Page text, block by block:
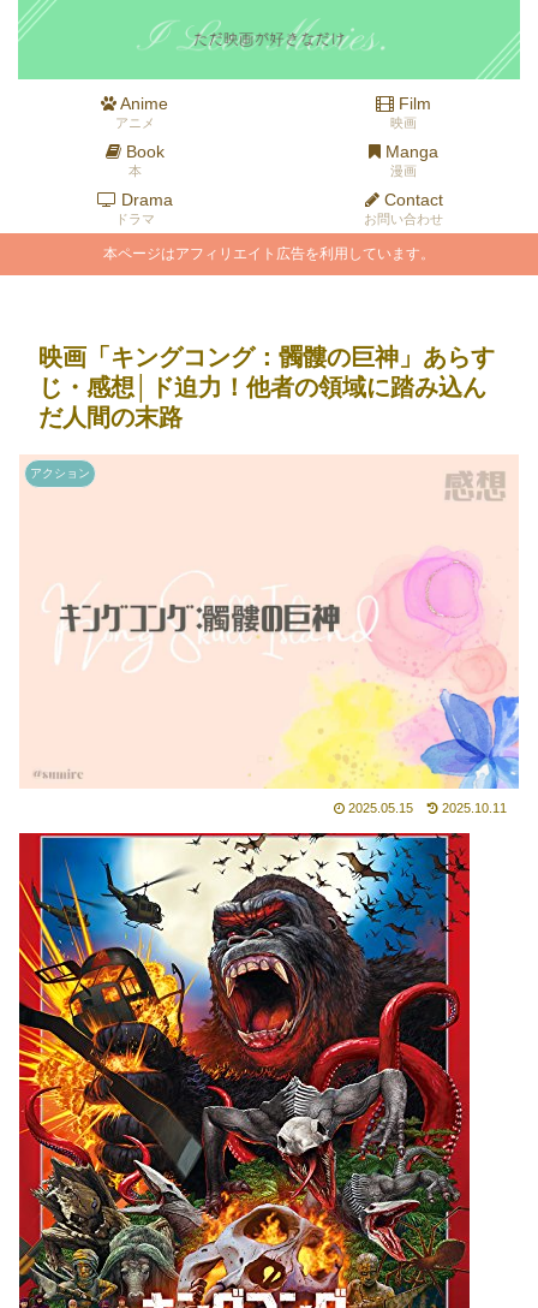
Anime
アニメ
Film
映画
Book
本
Manga
漫画
Drama
ドラマ
Contact
お問い合わせ
本ページはアフィリエイト広告を利用しています。
映画「キングコング：髑髏の巨神」あらす
じ・感想│ド迫力！他者の領域に踏み込ん
だ人間の末路
アクション
2025.05.15 2025.10.11